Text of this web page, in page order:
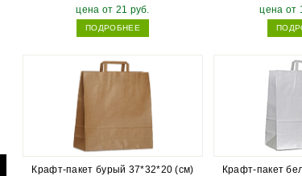
цена от 21 руб.
ПОДРОБНЕЕ
цена от
Крафт-пакет бурый 37*32*20 (см) Крафт-пакет